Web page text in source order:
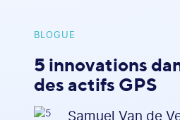
BLOGUE
5 innovations
des actifs GPS
Samuel Van de